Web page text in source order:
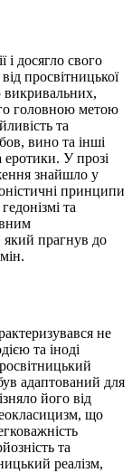
і досягло свого
просвітницької
викривальних,
головною метою
та
вино та інші
еротики. У прозі
знайшло у
принципи
та
який прагнув до
не
та іноді
адаптований для
його від
що
та
реалізм,